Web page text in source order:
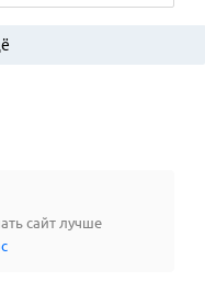
сайт лучше